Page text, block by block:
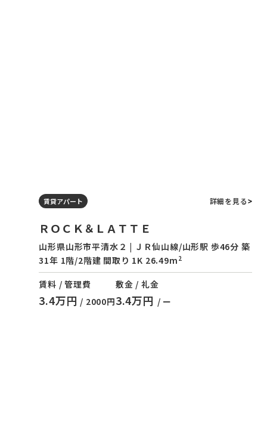
賃貸アパート 詳細を見る
ＲＯＣＫ＆ＬＡＴＴＥ
山形県山形市平清水２ | ＪＲ仙山線/山形駅 歩46分 築
31年 1階/2階建 間取り 1K 26.49m 2
賃料 / 管理費
3.4万円 / 2000円
敷金 / 礼金
3.4万円 / ー